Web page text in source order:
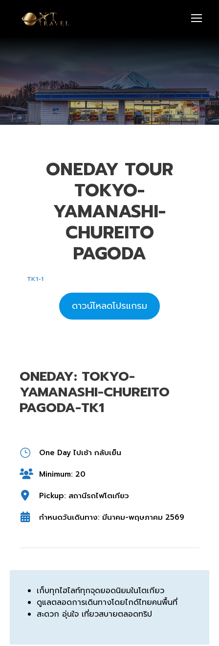
ONEDAY TOUR
TOKYO-
YAMANASHI-
CHUREITO
PAGODA
TK1-1
ดาวน์โหลดโปรแกรม
ONEDAY: TOKYO-
YAMANASHI-CHUREITO
PAGODA-TK1
One Day ไปเช้า กลับเย็น
Minimum: 20
Pickup: สถานีรถไฟโตเกียว
กำหนดวันเดินทาง: มีนาคม-พฤษภาคม 2569
เก็บทุกไฮไลท์ทุกจุดยอดนิยมในโตเกียว
ดูแลตลอดการเดินทางโดยไกด์ไทยคนพื้นที่
สะดวก อุ่นใจ เที่ยวสบายตลอดทริป